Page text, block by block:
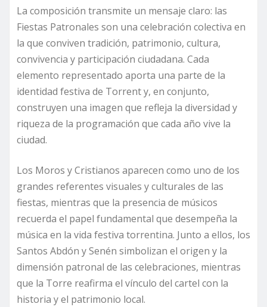
La composición transmite un mensaje claro: las
Fiestas Patronales son una celebración colectiva en
la que conviven tradición, patrimonio, cultura,
convivencia y participación ciudadana. Cada
elemento representado aporta una parte de la
identidad festiva de Torrent y, en conjunto,
construyen una imagen que refleja la diversidad y
riqueza de la programación que cada año vive la
ciudad.
Los Moros y Cristianos aparecen como uno de los
grandes referentes visuales y culturales de las
fiestas, mientras que la presencia de músicos
recuerda el papel fundamental que desempeña la
música en la vida festiva torrentina. Junto a ellos, los
Santos Abdón y Senén simbolizan el origen y la
dimensión patronal de las celebraciones, mientras
que la Torre reafirma el vínculo del cartel con la
historia y el patrimonio local.